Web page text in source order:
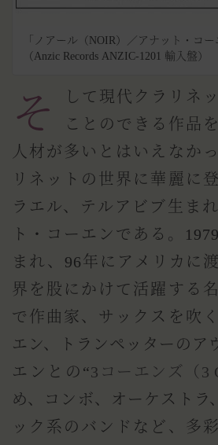
「ノアール（NOIR）／アナット・コー
（Anzic Records ANZIC-1201 輸入盤）
そして現代クラリネットの美音に酔う
ことのできる作品
人材が多いとはいえなか
リネットの世界に華麗に
ラエル、テルアビブ生ま
ト・コーエンである。
まれ、96年にアメリカに
界を股にかけて活躍する
で作曲家、サックスを吹
エン、トランペッターのア
エンとの“3コーエンズ（3
め、コンボ、オーケストラ
ック系のバンドなど、多